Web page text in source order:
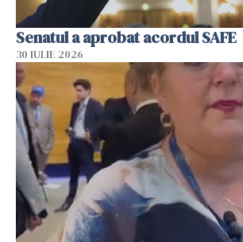
Senatul a aprobat acordul SAFE
30 IULIE 2026